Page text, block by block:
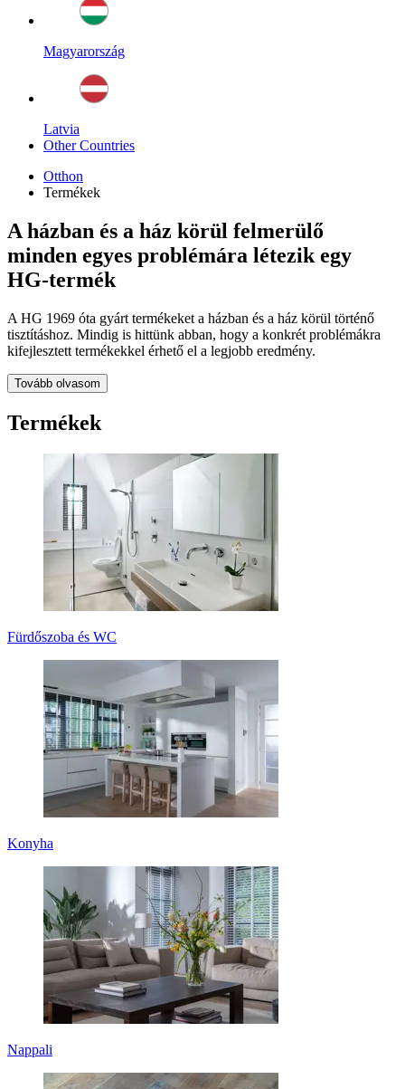
Magyarország
Latvia
Other Countries
Otthon
Termékek
A házban és a ház körül felmerülő
minden egyes problémára létezik egy
HG-termék
A HG 1969 óta gyárt termékeket a házban és a ház körül történő
tisztításhoz. Mindig is hittünk abban, hogy a konkrét problémákra
kifejlesztett termékekkel érhető el a legjobb eredmény.
Tovább olvasom
Termékek
Fürdőszoba és WC
Konyha
Nappali